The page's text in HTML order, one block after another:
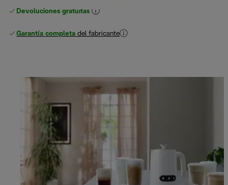
Devoluciones gratuitas
Garantía completa del fabricante